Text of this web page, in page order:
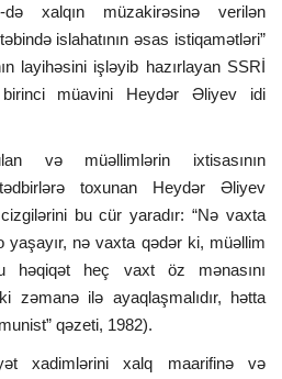
xalqın müzakirəsinə verilən
islahatının əsas istiqamətləri”
layihəsini işləyib hazırlayan SSRİ
müavini Heydər Əliyev idi
və müəllimlərin ixtisasının
tədbirlərə toxunan Heydər Əliyev
bu cür yaradır: “Nə vaxta
yaşayır, nə vaxta qədər ki, müəllim
heç vaxt öz mənasını
zəmanə ilə ayaqlaşmalıdır, hətta
qəzeti, 1982).
xadimlərini xalq maarifinə və